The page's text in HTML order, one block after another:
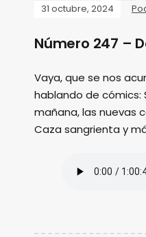
31 octubre, 2024
Número 247 –
Vaya, que se nos
hablando de cómics:
mañana, las nuevas
Caza sangrienta y